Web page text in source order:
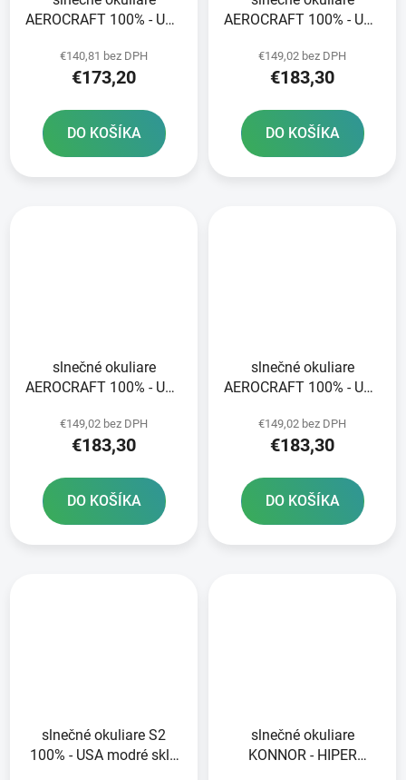
AEROCRAFT 100% - USA
€140,81 bez DPH
€173,20
DO KOŠÍKA
AEROCRAFT 100% - USA
€149,02 bez DPH
€183,30
DO KOŠÍKA
slnečné okuliare
AEROCRAFT 100% - USA
€149,02 bez DPH
€183,30
DO KOŠÍKA
slnečné okuliare
AEROCRAFT 100% - USA
€149,02 bez DPH
€183,30
DO KOŠÍKA
slnečné okuliare S2
100% - USA modré sklo
slnečné okuliare
KONNOR - HIPER